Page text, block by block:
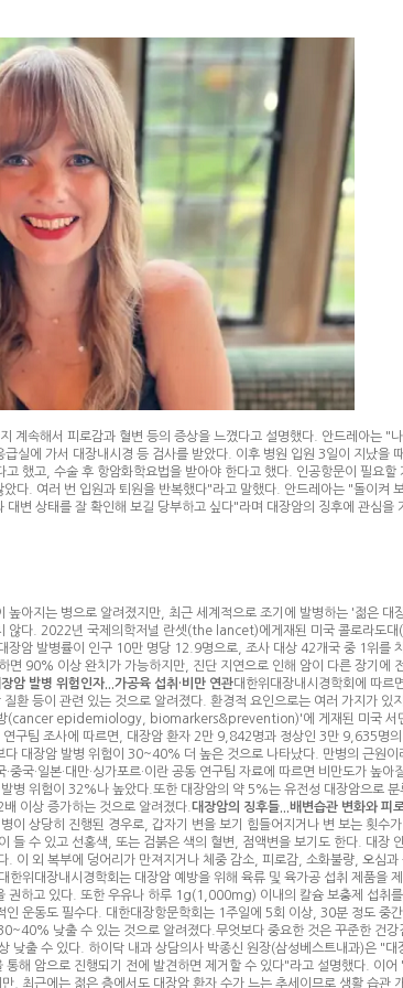
계속해서 피로감과 혈변 등의 증상을 느꼈다고 설명했다. 안드레아는 "
실에 가서 대장내시경 등 검사를 받았다. 이후 병원 입원 3일이 지났을
했고, 수술 후 항암화학요법을 받아야 한다고 했다. 인공항문이 필요할
다. 여러 번 입원과 퇴원을 반복했다"라고 말했다. 안드레아는 "돌이켜
변 상태를 잘 확인해 보길 당부하고 싶다"라며 대장암의 징후에 관심을
높아지는 병으로 알려졌지만, 최근 세계적으로 조기에 발병하는 '젊은 대
않다. 2022년 국제의학저널 란셋(the lancet)에게재된 미국 콜로라
장암 발병률이 인구 10만 명당 12.9명으로, 조사 대상 42개국 중 1위를
면 90% 이상 완치가 가능하지만, 진단 지연으로 인해 암이 다른 장기에
암 발병 위험인자...가공육 섭취·비만 연관대한위대장내시경학회에 따르
환 등이 관련 있는 것으로 알려졌다. 환경적 요인으로는 여러 가지가 있
방(cancer epidemiology, biomarkers&prevention)'에 게재된 미국 서
구팀 조사에 따르면, 대장암 환자 2만 9,842명과 정상인 3만 9,635명의
대장암 발병 위험이 30~40% 더 높은 것으로 나타났다. 만병의 근원이
국·일본·대만·싱가포르·이란 공동 연구팀 자료에 따르면 비만도가 높아
병 위험이 32%나 높았다.또한 대장암의 약 5%는 유전성 대장암으로
이상 증가하는 것으로 알려졌다. 대장암의 징후들...배변습관 변화와 피
이 상당히 진행된 경우로, 갑자기 변을 보기 힘들어지거나 변 보는 횟수
들 수 있고 선홍색, 또는 검붉은 색의 혈변, 점액변을 보기도 한다. 대장
. 이 외 복부에 덩어리가 만져지거나 체중 감소, 피로감, 소화불량, 오심과
한위대장내시경학회는 대장암 예방을 위해 육류 및 육가공 섭취 제품을
권하고 있다. 또한 우유나 하루 1g(1,000mg) 이내의 칼슘 보충제 섭취
인 운동도 필수다. 대한대장항문학회는 1주일에 5회 이상, 30분 정도 중
낮출 수 있는 것으로 알려졌다.무엇보다 중요한 것은 꾸준한 건강
낮출 수 있다. 하이닥 내과 상담의사 박종신 원장(삼성베스트내과)은 "대
통해 암으로 진행되기 전에 발견하면 제거할 수 있다"라고 설명했다. 이
, 최근에는 젊은 층에서도 대장암 환자 수가 느는 추세이므로 생활 습관